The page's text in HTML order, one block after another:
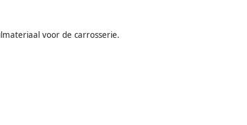
voor de carrosserie.